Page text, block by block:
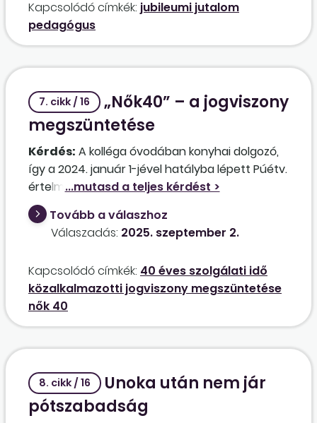
volt közalkalmazott, mert egyházi fenntartás
alatt munkaviszonyban volt, tehát az Mt. alá
tartozott, őket hogyan kell kezelni? A Kjt.
alapján? Jár nekik jubileumi jutalom? Ha igen, a
jubileumi jutalomba?
Kapcsolódó címkék: jubileumi jutalom
pedagógus
7. cikk / 16
„Nők40” – a jogviszony
megszüntetése
Kérdés: A kolléga óvodában konyhai dolgozó,
így a 2024. január 1-jével hatályba lépett Púétv.
értelmében közalkalmazotti jogviszonya
munkaviszonnyá alakult át. 2025-ben
jogosulttá válik a nők 40 éves
korkedvezményes nyugdíjára. Ebben az
jogviszonyát? Ez esetben, hogy nem
közalkalmazott, jogosult-e a közalkalmazotti
jogviszonya után felmentési időre, illetve fele
időre a munkavégzés alóli mentesítésére?
Tovább a válaszhoz
Válaszadás: 2025. szeptember 2.
Kapcsolódó címkék: 40 éves szolgálati idő
közalkalmazotti jogviszony megszüntetése
nők 40
8. cikk / 16
Unoka után nem jár
pótszabadság